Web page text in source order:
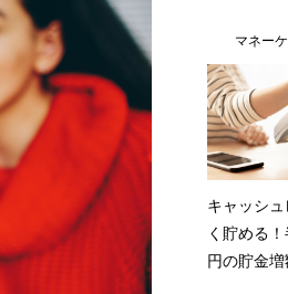
マネー
キャッシ
く貯める
円の貯金